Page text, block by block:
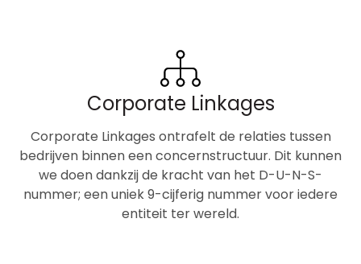
Corporate Linkages
Corporate Linkages ontrafelt de relaties tussen
bedrijven binnen een concernstructuur. Dit kunnen
we doen dankzij de kracht van het D-U-N-S-
nummer; een uniek 9-cijferig nummer voor iedere
entiteit ter wereld.